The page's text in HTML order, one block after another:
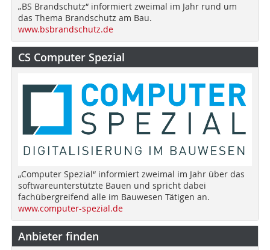
„BS Brandschutz“ informiert zweimal im Jahr rund um
das Thema Brandschutz am Bau.
www.bsbrandschutz.de
CS Computer Spezial
„Computer Spezial“ informiert zweimal im Jahr über das
softwareunterstützte Bauen und spricht dabei
fachübergreifend alle im Bauwesen Tätigen an.
www.computer-spezial.de
Anbieter finden